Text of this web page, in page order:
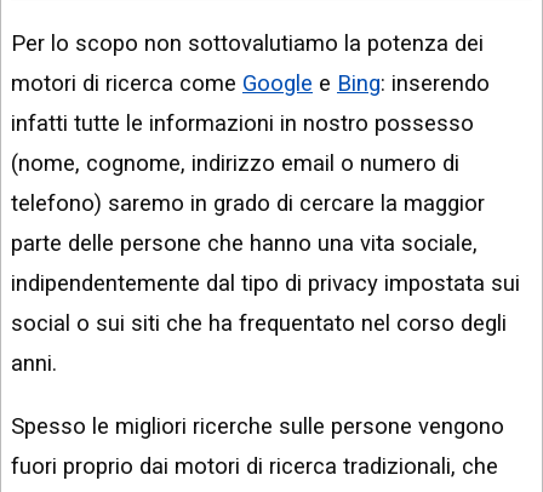
Per lo scopo non sottovalutiamo la potenza dei
motori di ricerca come Google e Bing: inserendo
infatti tutte le informazioni in nostro possesso
(nome, cognome, indirizzo email o numero di
telefono) saremo in grado di cercare la maggior
parte delle persone che hanno una vita sociale,
indipendentemente dal tipo di privacy impostata sui
social o sui siti che ha frequentato nel corso degli
anni.
Spesso le migliori ricerche sulle persone vengono
fuori proprio dai motori di ricerca tradizionali, che